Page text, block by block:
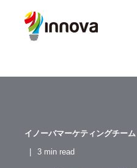
イノーバマーケティングチーム
3 min read